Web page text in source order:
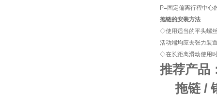
P=固定偏离行程中心
拖链的安装方法
◇使用适当的平头螺
活动端均应去张力装
◇在长距离滑动使用
推荐产品
拖链 /